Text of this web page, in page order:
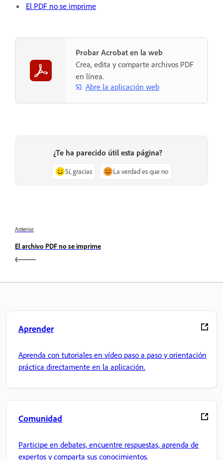
El PDF no se imprime
Probar Acrobat en la web
Crea, edita y comparte archivos PDF
en línea.
Abre la aplicación web
¿Te ha parecido útil esta página?
Sí, gracias La verdad es que no
Anterior
El archivo PDF no se imprime
Aprender
Aprenda con tutoriales en vídeo paso a paso y orientación
práctica directamente en la aplicación.
Comunidad
Participe en debates, encuentre respuestas, aprenda de
expertos y comparta sus conocimientos.